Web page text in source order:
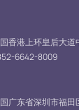
香港上环皇后大
6642-8009
广东省深圳市福